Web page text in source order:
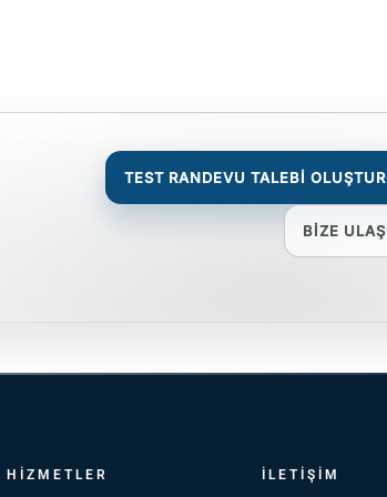
TEST RANDEVU TALEBİ OLUŞTUR
BİZE ULAŞ
HIZMETLER İLETIŞIM